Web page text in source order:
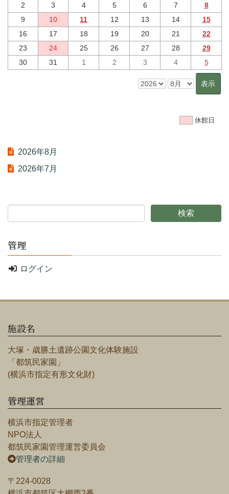
2
3 4 5 6 7
8
9
10 11 12 13 14
15
16
17 18 19 20 21
22
23
24 25 26 27 28
29
30
31 1 2 3 4 5
休館日
2026年8月
2026年7月
管理
ログイン
施設名
大塚・歳勝土遺跡公園文化体験施設
「都筑民家園」
(横浜市指定有形文化財)
管理運営
横浜市指定管理者
NPO法人
都筑民家園管理運営委員会
管理者の詳細
〒224-0028